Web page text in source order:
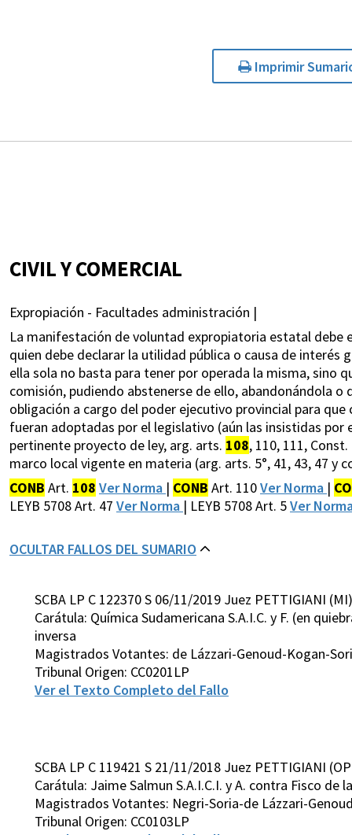
Imprimir
CIVIL Y COMERCIAL
Expropiación - Facultades administración |
La manifestación de voluntad expropiatoria estatal
quien debe declarar la utilidad pública o causa de interés
ella sola no basta para tener por operada la misma, sino
comisión, pudiendo abstenerse de ello, abandonándola
obligación a cargo del poder ejecutivo provincial para
fueran adoptadas por el legislativo (aún las insistidas
pertinente proyecto de ley, arg. arts. 108, 110, 111,
marco local vigente en materia (arg. arts. 5°, 41, 43, 47 y
CONB Art. 108 Ver Norma | CONB Art. 110Ver Norma |
LEYB 5708 Art. 47 Ver Norma | LEYB 5708 Art. 5Ver
OCULTAR FALLOS DEL SUMARIO
SCBA LP C 122370 S 06/11/2019 Juez PETTIGIANI (MI)
Carátula: Química Sudamericana S.A.I.C. y F. (en
inversa
Magistrados Votantes: de Lázzari-Genoud-Kogan-
Tribunal Origen: CC0201LP
Ver el Texto Completo del Fallo
SCBA LP C 119421 S 21/11/2018 Juez PETTIGIANI
Carátula: Jaime Salmun S.A.I.C.I. y A. contra Fisco de
Magistrados Votantes: Negri-Soria-de Lázzari-
Tribunal Origen: CC0103LP